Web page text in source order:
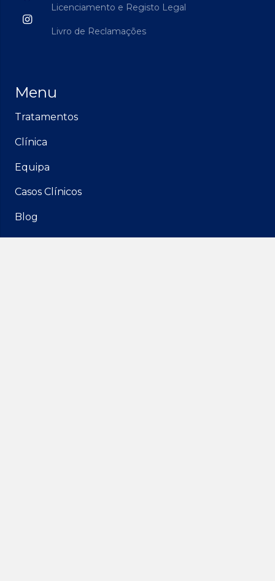
Licenciamento e Registo Legal
Livro de Reclamações
Menu
Tratamentos
Clínica
Equipa
Casos Clínicos
Blog